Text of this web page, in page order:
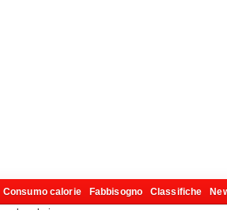
Consumo calorie Fabbisogno Classifiche